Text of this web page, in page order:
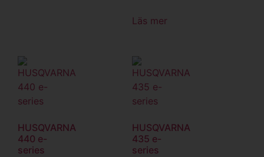
Läs mer
HUSQVARNA
440 e-
series
HUSQVARNA
435 e-
series